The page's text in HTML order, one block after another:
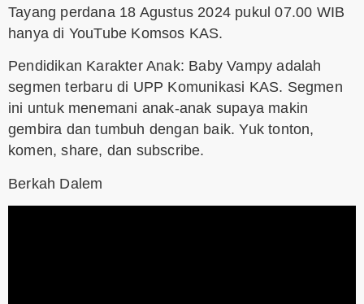
Tayang perdana 18 Agustus 2024 pukul 07.00 WIB
hanya di YouTube Komsos KAS.
Pendidikan Karakter Anak: Baby Vampy adalah
segmen terbaru di UPP Komunikasi KAS. Segmen
ini untuk menemani anak-anak supaya makin
gembira dan tumbuh dengan baik. Yuk tonton,
komen, share, dan subscribe.
Berkah Dalem